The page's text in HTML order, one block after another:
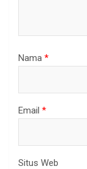
Nama *
Email *
Situs Web